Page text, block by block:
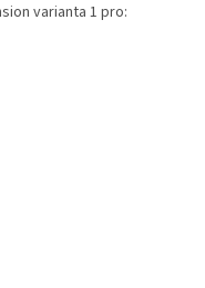
varianta 1 pro: